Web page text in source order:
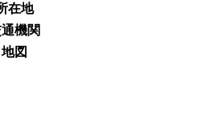
在地
機関
地図